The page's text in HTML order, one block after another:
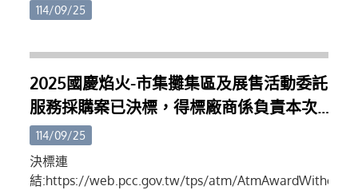
自行拆除騰空之同意書(格式如附件三)；其自願贈與
地無出租、出借、被占用、限制登記或有產權糾紛之
承或配偶、直系血親間之贈與而移轉者，其持有年限
得予併計者，請檢附戶籍登記簿謄本及土地登記異動
索引。(八)其他應備文件。
114/09/25
2025國慶焰火-市集攤集區及展售活動委託
服務採購案已決標，得標廠商係負責本次
攤集區設計、規劃、招商...等
114/09/25
決標連
結:https://web.pcc.gov.tw/tps/atm/